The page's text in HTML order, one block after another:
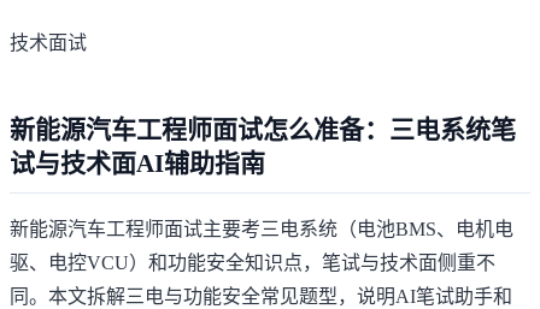
技术面试
新能源汽车工程师面试怎么准备：三电系统笔
试与技术面AI辅助指南
新能源汽车工程师面试主要考三电系统（电池BMS、电机电
驱、电控VCU）和功能安全知识点，笔试与技术面侧重不
同。本文拆解三电与功能安全常见题型，说明AI笔试助手和